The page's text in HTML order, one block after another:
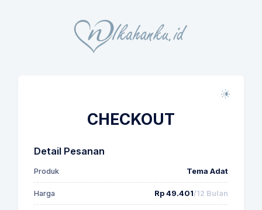
CHECKOUT
Detail Pesanan
Produk Tema Adat
Harga Rp 49.401/12 Bulan